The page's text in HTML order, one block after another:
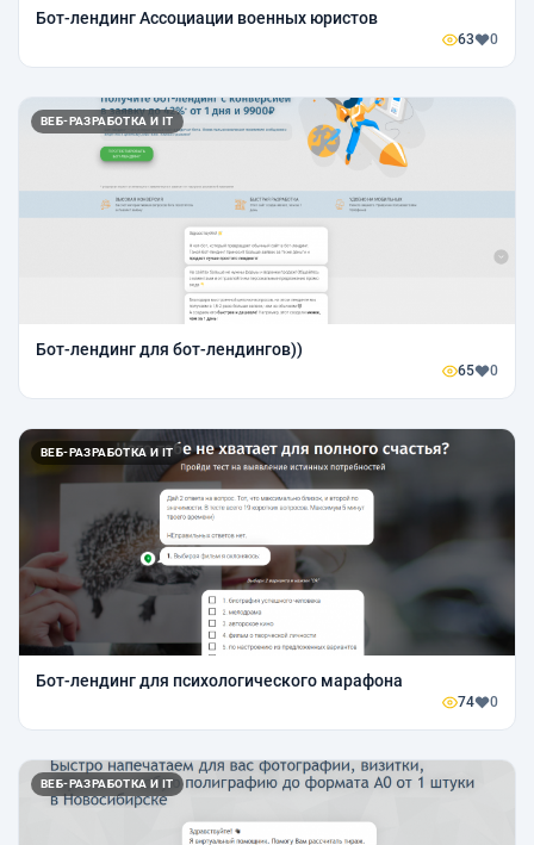
Бот-лендинг Ассоциации военных юристов
63 0
ВЕБ-РАЗРАБОТКА И IT
Бот-лендинг для бот-лендингов))
65 0
ВЕБ-РАЗРАБОТКА И IT
Бот-лендинг для психологического марафона
74 0
ВЕБ-РАЗРАБОТКА И IT